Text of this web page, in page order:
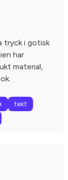
tryck i gotisk
har
material,
text